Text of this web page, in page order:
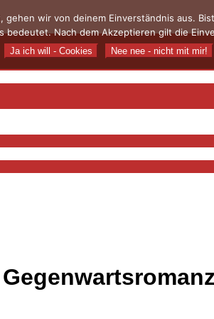
wir von deinem Einverständnis aus.
bedeutet. Nach dem Akzeptieren gilt die
Ja ich will - Cookies Nee nee - nicht mit mir!